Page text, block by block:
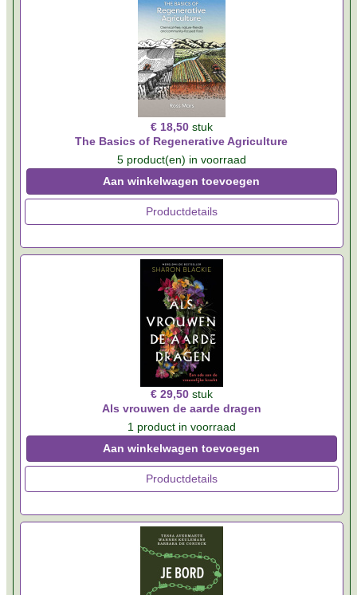
€ 18,50 stuk
The Basics of Regenerative Agriculture
5 product(en) in voorraad
Aan winkelwagen toevoegen
Productdetails
€ 29,50 stuk
Als vrouwen de aarde dragen
1 product in voorraad
Aan winkelwagen toevoegen
Productdetails